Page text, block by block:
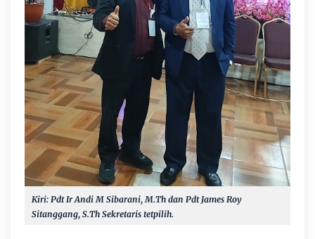
Kiri: Pdt Ir Andi M Sibarani, M.Th dan Pdt James Roy
Sitanggang, S.Th Sekretaris tetpilih.